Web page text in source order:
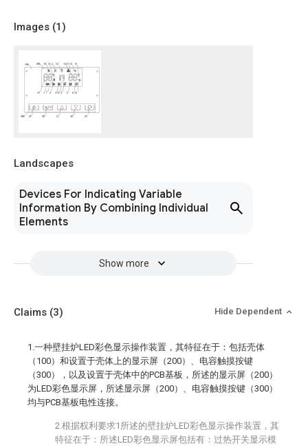
Images (1)
Landscapes
Devices For Indicating Variable
Information By Combining Individual
Elements
Show more
Claims (3) Hide Dependent
1.一种壁挂炉LED彩色显示操作装置，其特征在于：包括壳体
（100）和设置于壳体上的显示屏（200）、电容触摸按键
（300），以及设置于壳体中的PCB基板，所述的显示屏（200）
为LED彩色显示屏，所述显示屏（200）、电容触摸按键（300）
均与PCB基板电性连接。
2.根据权利要求1所述的壁挂炉LED彩色显示操作装置，其
特征在于：所述LED彩色显示屏包括有：过热开关显示模